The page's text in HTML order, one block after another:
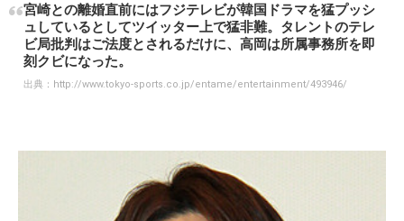
宮崎との離婚直前にはフジテレビが韓国ドラマを猛プッシ
ュしているとしてツイッター上で猛非難。タレントのテレ
ビ局批判はご法度とされるだけに、高岡は所属事務所を即
刻クビになった。
出典： http://www.tokyo-sports.co.jp/entame/entertainment/493946/